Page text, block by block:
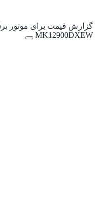
MK12900DXEW